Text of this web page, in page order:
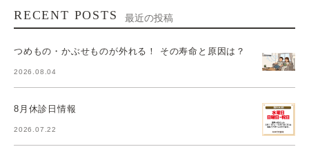
RECENT POSTS 最近の投稿
つめもの・かぶせものが外れる！ その寿命と原因は？
2026.08.04
8月休診日情報
2026.07.22